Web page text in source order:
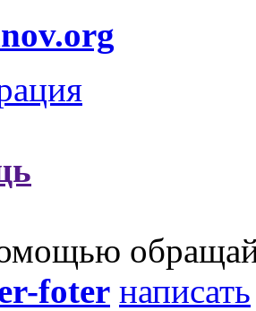
foter написать